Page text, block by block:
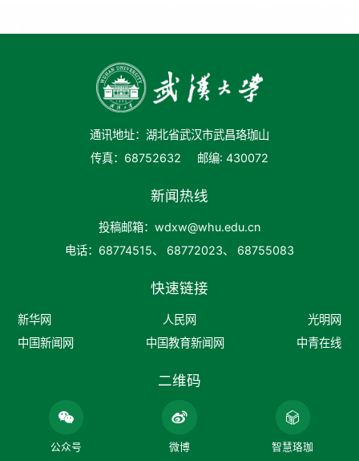
通讯地址：湖北省武汉市武昌珞珈山
传真：68752632
邮编: 430072
新闻热线
投稿邮箱：wdxw@whu.edu.cn
电话：68774515、 68772023、 68755083
快速链接
新华网 人民网
光明网
中国新闻网
中国教育新闻网 中青在线
二维码
公众号 微博 智慧珞珈